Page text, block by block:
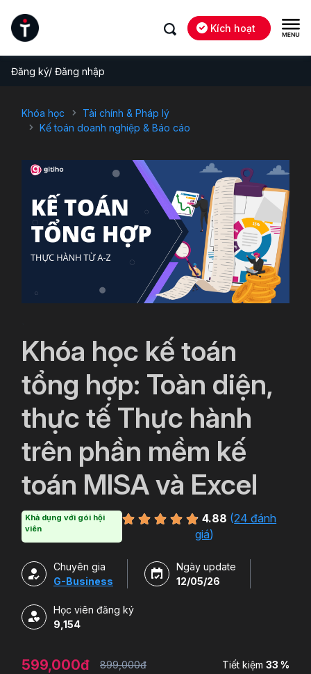
Kích hoạt
Đăng ký/ Đăng nhập
Khóa học
Tài chính & Pháp lý
Kế toán doanh nghiệp & Báo cáo
Khóa học kế toán
tổng hợp: Toàn diện,
thực tế Thực hành
trên phần mềm kế
toán MISA và Excel
Khả dụng với gói hội
viên
4.88 (24 đánh
giá)
Chuyên gia
G-Business
Ngày update
12/05/26
Học viên đăng ký
9,154
599,000đ 899,000đ Tiết kiệm 33 %